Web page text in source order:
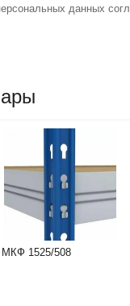
данных
МКФ 1525/508